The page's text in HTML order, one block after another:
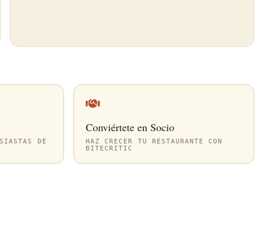
DE
Conviértete en Socio
HAZ CRECER TU RESTAURANTE CON
BITECRITIC